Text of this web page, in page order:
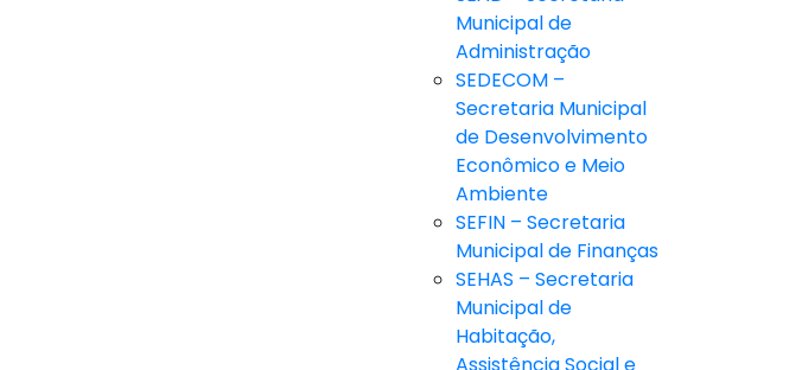
Municipal de
Administração
SEDECOM –
Secretaria Municipal
de Desenvolvimento
Econômico e Meio
Ambiente
SEFIN – Secretaria
Municipal de Finanças
SEHAS – Secretaria
Municipal de
Habitação,